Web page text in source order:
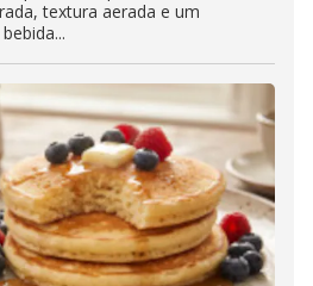
textura aerada e um